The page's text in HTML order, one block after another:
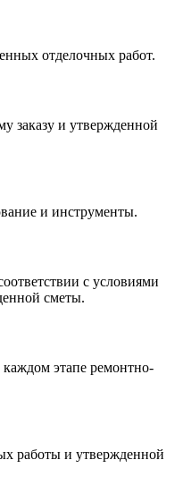
отделочных работ.
заказу и утвержденной
и инструменты.
с условиями
сметы.
каждом этапе ремонтно-
работы и утвержденной